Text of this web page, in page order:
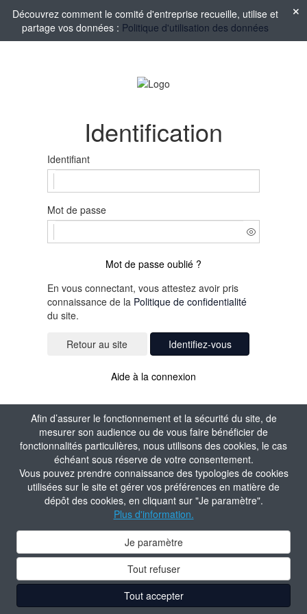
Afin d’assurer le fonctionnement et la sécurité du site, de
mesurer son audience ou de vous faire bénéficier de
fonctionnalités particulières, nous utilisons des cookies, le cas
échéant sous réserve de votre consentement.
Vous pouvez prendre connaissance des typologies de cookies
utilisées sur le site et gérer vos préférences en matière de
dépôt des cookies, en cliquant sur "Je paramètre".
Plus d'information.
Je paramètre
Tout refuser
Tout accepter
Découvrez comment le comité d'entreprise recueille, utilise et
partage vos données : Politique d'utilisation des données
Identification
Identifiant
Mot de passe
Mot de passe oublié ?
En vous connectant, vous attestez avoir pris
connaissance de la Politique de confidentialité
du site.
Identifiez-vous
Aide à la connexion